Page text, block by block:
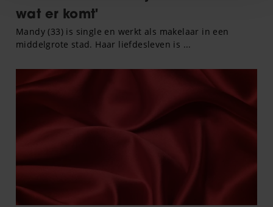
en om ons websiteverkeer te analyseren. Ook delen we
informatie over uw gebruik van onze site met onze
partners voor social media, adverteren en analyse. Deze
verzameld op basis van uw gebruik van hun services. U
gaat akkoord met onze cookies als u onze website blijft